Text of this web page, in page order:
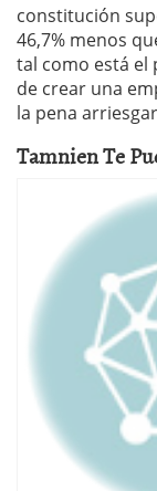
constitución
46,7% menos
tal como está el
de crear una
la pena
Tamnien Te